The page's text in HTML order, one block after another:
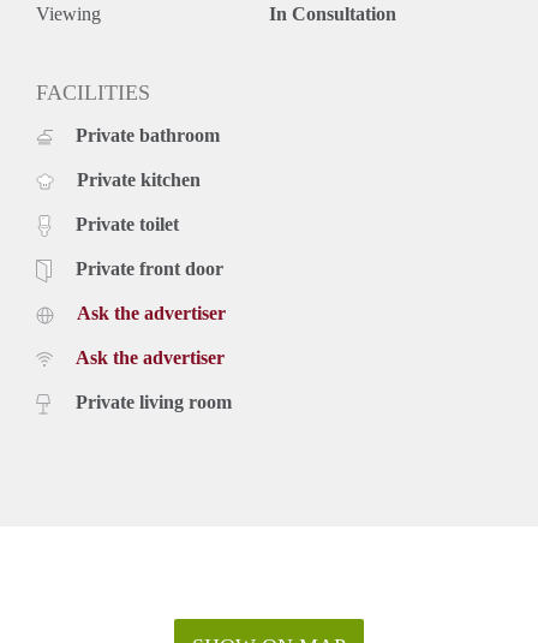
Viewing In Consultation
FACILITIES
Private bathroom
Private kitchen
Private toilet
Private front door
Ask the advertiser
Ask the advertiser
Private living room